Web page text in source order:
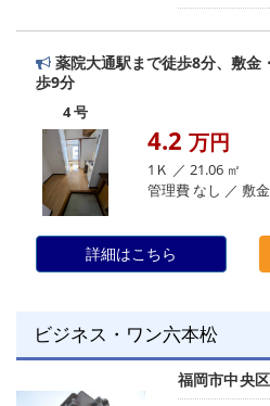
薬院大通駅まで徒歩8分、敷金
歩9分
4 号
4.2 万円
1Ｋ ／ 21.06 ㎡
管理費 なし ／ 敷
詳細はこちら
ビジネス・ワン六本松
福岡市中央区